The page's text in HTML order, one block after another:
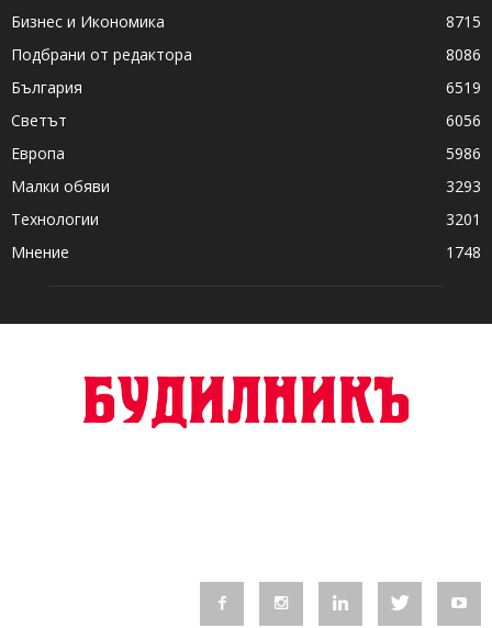
Бизнес и Икономика
8715
Подбрани от редактора
8086
България
6519
Светът
6056
Европа
5986
Малки обяви
3293
Технологии
3201
Мнение
1748